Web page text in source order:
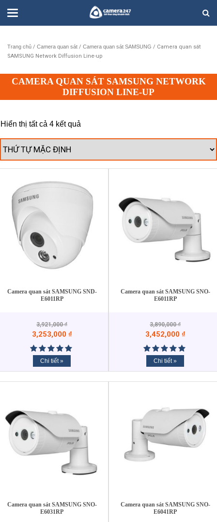
Trang chủ / Camera quan sát / Camera quan sát SAMSUNG / Camera quan sát
SAMSUNG Network Diffusion Line-up
CAMERA QUAN SÁT SAMSUNG NETWORK
DIFFUSION LINE-UP
Hiển thị tất cả 4 kết quả
Camera quan sát SAMSUNG SND-
E6011RP
3,921,000₫
3,253,000 ₫
Chi tiết »
Camera quan sát SAMSUNG SNO-
E6011RP
3,890,000₫
3,452,000 ₫
Chi tiết »
Camera quan sát SAMSUNG SNO-
E6031RP
Camera quan sát SAMSUNG SNO-
E6041RP